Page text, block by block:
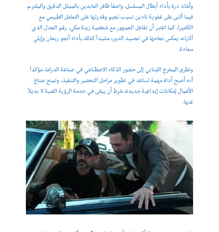
وأشاد درة بأداء أبطال المسلسل، واصفاً ظافر العابدين بالممثل الدقيق والملتزم،
فيما أثنى على عفوية نادين نسيب نجيم وقدرتها على التعامل الطبيعي مع
الكاميرا، كما اعتبر أن تفاعل الجمهور مع شخصية زينة مكي، رغم الجدل الذي
أثارته، يعكس نجاحها في تجسيد الدور، مشيداً كذلك بأداء أنجو ريحان وإيلي
سعادة.
وتطرق المخرج اللبناني إلى حضور الذكاء الاصطناعي في صناعة الدراما، مؤكداً
أنه أصبح أداة مهمة تساعد في تطوير مراحل التحضير والتنفيذ، وتمنح صناع
الأعمال إمكانات إبداعية جديدة، شرط أن يبقى في خدمة الرؤية الفنية لا بديلاً
عنها.